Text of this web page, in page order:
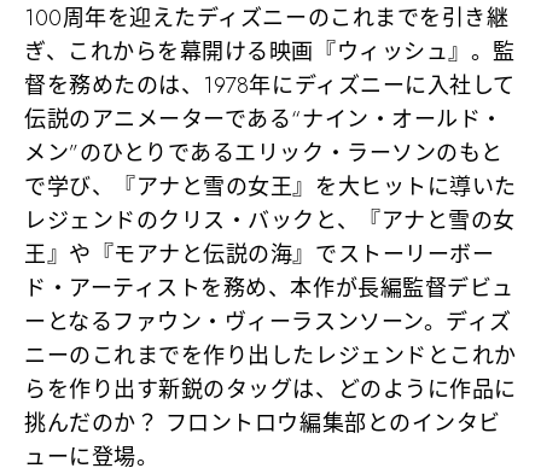
100周年を迎えたディズニーのこれまでを引き継
ぎ、これからを幕開ける映画『ウィッシュ』。監
督を務めたのは、1978年にディズニーに入社して
伝説のアニメーターである“ナイン・オールド・
メン”のひとりであるエリック・ラーソンのもと
で学び、『アナと雪の女王』を大ヒットに導いた
レジェンドのクリス・バックと、『アナと雪の女
王』や『モアナと伝説の海』でストーリーボー
ド・アーティストを務め、本作が長編監督デビュ
ーとなるファウン・ヴィーラスンソーン。ディズ
ニーのこれまでを作り出したレジェンドとこれか
らを作り出す新鋭のタッグは、どのように作品に
挑んだのか？ フロントロウ編集部とのインタビ
ューに登場。